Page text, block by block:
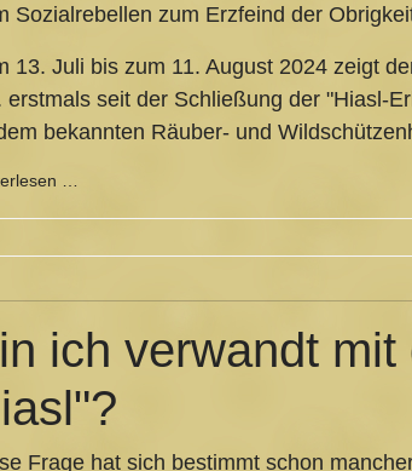
Sozialrebellen zum Erzfeind der
13. Juli bis zum 11. August 2024 zeigt
erstmals seit der Schließung der "Hiasl-
bekannten Räuber- und
…
ich verwandt
Frage hat sich bestimmt schon